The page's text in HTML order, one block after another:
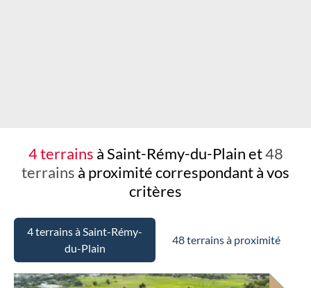
4 terrains à Saint-Rémy-du-Plain et48
terrains à proximitécorrespondant à vos
critères
4 terrains à Saint-Rémy-
du-Plain
48 terrains à proximité